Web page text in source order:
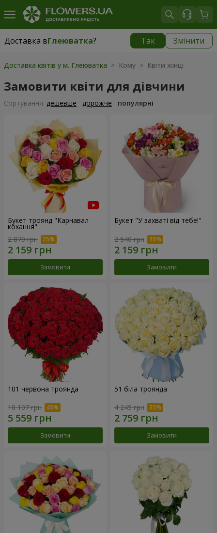
Доставка вГлеюватка? Так Змінити
Доставка вГлеюватка| безкоштовно
Доставка квітів у м. Глеюватка > Кому > Квіти жінці
Замовити квіти для дівчини
Сортування: дешевше дорожче популярні
Букет троянд "Карнавал
кохання"
2 879 грн
Замовити
Букет "У захваті від тебе!"
2 540 грн
Замовити
101 червона троянда
10 107 грн
Замовити
51 біла троянда
4 245 грн
Замовити